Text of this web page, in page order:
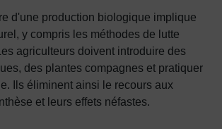
d'une production biologique implique
y compris les méthodes de lutte
agriculteurs doivent introduire des
des plantes compagnes et pratiquer
Ils éliminent ainsi le recours aux
et leurs effets néfastes.